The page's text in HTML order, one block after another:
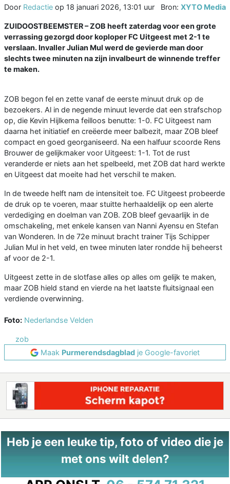
Door Redactie op 18 januari 2026, 13:01 uur Bron: XYTO Media
ZUIDOOSTBEEMSTER – ZOB heeft zaterdag voor een grote
verrassing gezorgd door koploper FC Uitgeest met 2-1 te
verslaan. Invaller Julian Mul werd de gevierde man door
slechts twee minuten na zijn invalbeurt de winnende treffer
te maken.
ZOB begon fel en zette vanaf de eerste minuut druk op de
bezoekers. Al in de negende minuut leverde dat een strafschop
op, die Kevin Hijlkema feilloos benutte: 1-0. FC Uitgeest nam
daarna het initiatief en creëerde meer balbezit, maar ZOB bleef
compact en goed georganiseerd. Na een halfuur scoorde Rens
Brouwer de gelijkmaker voor Uitgeest: 1-1. Tot de rust
veranderde er niets aan het spelbeeld, met ZOB dat hard werkte
en Uitgeest dat moeite had het verschil te maken.
In de tweede helft nam de intensiteit toe. FC Uitgeest probeerde
de druk op te voeren, maar stuitte herhaaldelijk op een alerte
verdediging en doelman van ZOB. ZOB bleef gevaarlijk in de
omschakeling, met enkele kansen van Nanni Ayensu en Stefan
van Wonderen. In de 72e minuut bracht trainer Tijs Schipper
Julian Mul in het veld, en twee minuten later rondde hij beheerst
af voor de 2-1.
Uitgeest zette in de slotfase alles op alles om gelijk te maken,
maar ZOB hield stand en vierde na het laatste fluitsignaal een
verdiende overwinning.
Foto: Nederlandse Velden
zob
Maak Purmerendsdagblad je Google-favoriet
Heb je een leuke tip, foto of video die je
met ons wilt delen?